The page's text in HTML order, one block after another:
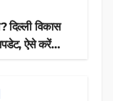
विकास
ऐसे करें